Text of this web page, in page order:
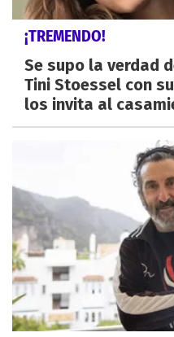
¡TREMENDO!
Se supo la verdad
Tini Stoessel con
los invita al